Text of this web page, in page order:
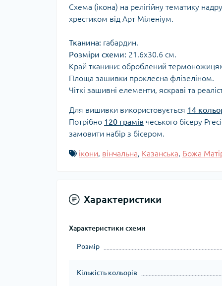
Схема (ікона) на релігійну тематику
хрестиком від Арт Міленіум.
Тканина: габардин.
Розміри схеми: 21.6x30.6 см.
Край тканини: оброблений
Площа зашивки проклеєна флізеліном.
Чіткі зашивні елементи, яскраві та
Для вишивки використовується 14
Потрібно 120 грамів чеського бісеру
замовити набір з бісером.
ікони, вінчальна, Казанська, Божа
Характеристики
Характеристики схеми
Розмір
Кількість кольорів